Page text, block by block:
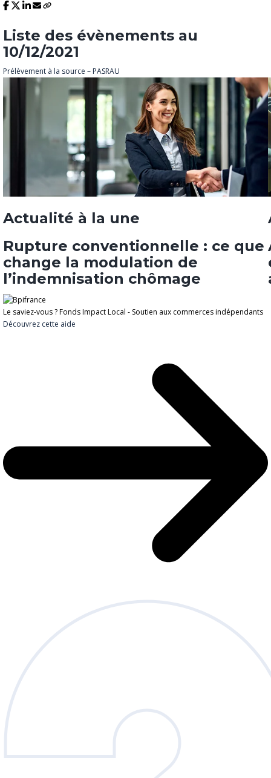
Liste des évènements au
10/12/2021
Prélèvement à la source – PASRAU
Actualité à la une
Rupture conventionnelle : ce que
change la modulation de
l’indemnisation chômage
Le saviez-vous ?Fonds Impact Local - Soutien aux commerces indépendants
Découvrez cette aide